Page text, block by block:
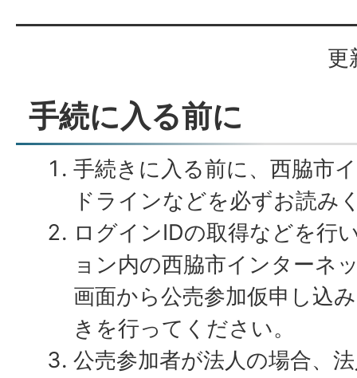
更
手続に入る前に
手続きに入る前に、西脇市
ドラインなどを必ずお読み
ログインIDの取得などを行
ョン内の西脇市インターネ
画面から公売参加仮申し込
きを行ってください。
公売参加者が法人の場合、